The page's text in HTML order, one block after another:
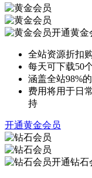
开通黄金
全站资源折扣
每天可下载50
涵盖全站98%
费用将用于日
持
开通黄金会员
开通钻石